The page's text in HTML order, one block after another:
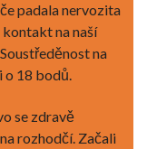
padala nervozita
na naší
na
o 18 bodů.
se zdravě
rozhodčí. Začali